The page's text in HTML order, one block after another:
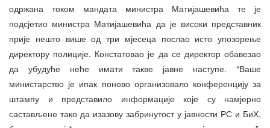
одржана током мандата министра Матијашевића те је
подсјетио министра Матијашевића да је високи представник
прије нешто више од три мјесеца послао исто упозорење
директору полиције. Констатовао је да се директор обавезао
да убудуће неће имати такве јавне наступе. “Ваше
министарство је ипак поново организовало конференцију за
штампу и представило информације које су намјерно
састављене тако да изазову забринутост у јавности РС и БиХ,